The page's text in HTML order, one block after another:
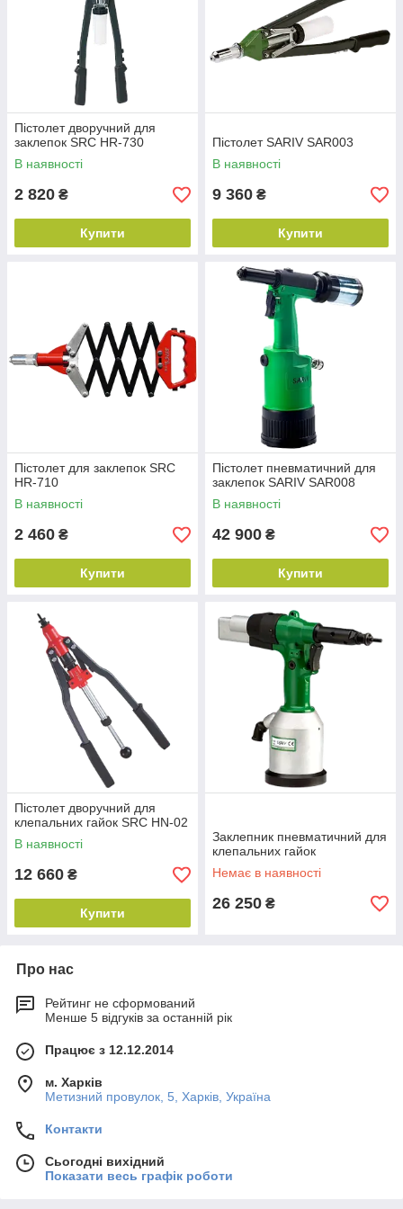
Пістолет дворучний для
заклепок SRC HR-730
В наявності
2 820 ₴
Купити
Пістолет SARIV SAR003
В наявності
9 360 ₴
Купити
Пістолет для заклепок SRC
HR-710
В наявності
2 460 ₴
Купити
Пістолет пневматичний для
заклепок SARIV SAR008
В наявності
42 900 ₴
Купити
Пістолет дворучний для
клепальних гайок SRC HN-02
В наявності
12 660 ₴
Купити
Заклепник пневматичний для
клепальних гайок
Немає в наявності
26 250 ₴
Про нас
Рейтинг не сформований
Менше 5 відгуків за останній рік
Працює з 12.12.2014
м. Харків
Метизний провулок, 5, Харків, Україна
Контакти
Сьогодні вихідний
Показати весь графік роботи